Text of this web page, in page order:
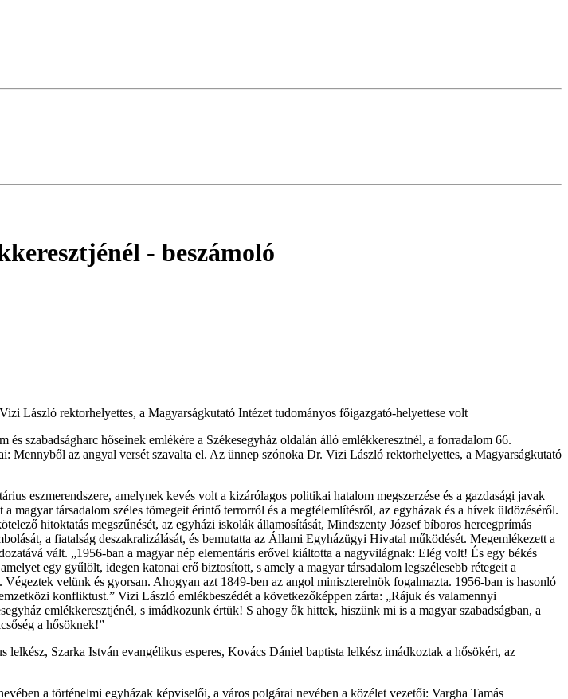
- beszámoló
László rektorhelyettes, a Magyarságkutató Intézet tudományos főigazgató-helyettese volt
szabadságharc hőseinek emlékére a Székesegyház oldalán álló emlékkeresztnél, a forradalom 66.
Mennyből az angyal versét szavalta el. Az ünnep szónoka Dr. Vizi László rektorhelyettes, a Magyarságkutató
eszmerendszere, amelynek kevés volt a kizárólagos politikai hatalom megszerzése és a gazdasági javak
magyar társadalom széles tömegeit érintő terrorról és a megfélemlítésről, az egyházak és a hívek üldözéséről.
hitoktatás megszűnését, az egyházi iskolák államosítását, Mindszenty József bíboros hercegprímás
a fiatalság deszakralizálását, és bemutatta az Állami Egyházügyi Hivatal működését. Megemlékezett a
vált. „1956-ban a magyar nép elementáris erővel kiáltotta a nagyvilágnak: Elég volt! És egy békés
egy gyűlölt, idegen katonai erő biztosított, s amely a magyar társadalom legszélesebb rétegeit a
velünk és gyorsan. Ahogyan azt 1849-ben az angol miniszterelnök fogalmazta. 1956-ban is hasonló
konfliktust.” Vizi László emlékbeszédét a következőképpen zárta: „Rájuk és valamennyi
emlékkeresztjénél, s imádkozunk értük! S ahogy ők hittek, hiszünk mi is a magyar szabadságban, a
a hősöknek!”
Szarka István evangélikus esperes, Kovács Dániel baptista lelkész imádkoztak a hősökért, az
a történelmi egyházak képviselői, a város polgárai nevében a közélet vezetői: Vargha Tamás